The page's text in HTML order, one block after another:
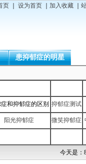
页 设为首页 加入收藏
患抑郁症的明星
和抑郁症的区别 抑郁症测试
阳光抑郁症 微笑抑郁症
今天是：